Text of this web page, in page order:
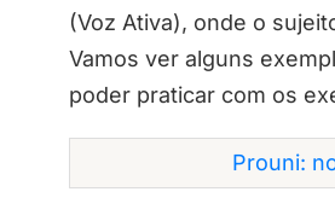
(Voz Ativa), onde o
Vamos ver alguns
poder praticar com os
Prouni: